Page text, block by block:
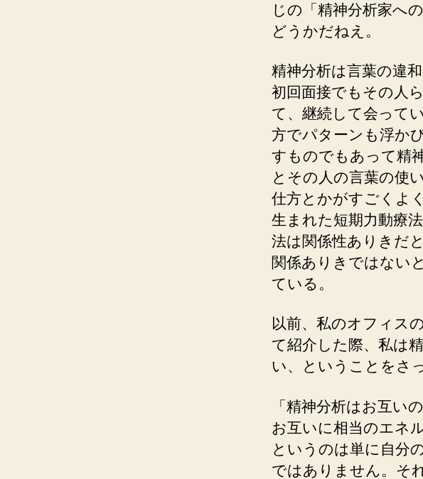
じの「精神分析家へ
どうかだねえ。
精神分析は言葉の違
初回面接でもその人
て、継続して会って
方でパターンも浮か
すものでもあって精
とその人の言葉の使
仕方とかがすごくよ
生まれた短期力動療
法は関係性ありきだ
関係ありきではない
ている。
以前、私のオフィス
て紹介した際、私は
い、ということをさ
「精神分析はお互い
お互いに相当のエネ
というのは単に自分
ではありません。そ